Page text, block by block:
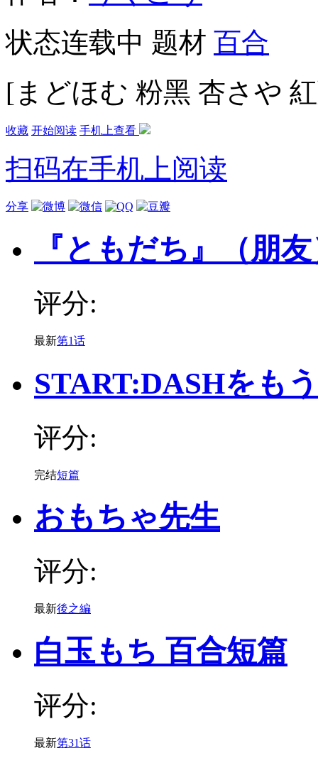
状态连载中 题材 百合
[まどほむ 粉黑 杏さや
收藏 开始阅读 手机上查看
扫码在手机上阅读
分享
『ともだち』（朋
评分:
最新第1话
START:DASHをも
评分:
完结短篇
おもちゃ先生
评分:
最新後之編
白玉もち 百合短篇
评分:
最新第31话